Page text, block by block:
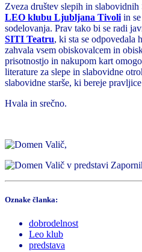
Zveza društev slepih in
LEO klubu Ljubljana Tivoli in
sodelovanja. Prav tako bi se radi
SITI Teatru, ki sta se odpovedala
zahvala vsem obiskovalcem in
prisotnostjo in nakupom kart
literature za slepe in slabovidne
slabovidne starše, ki bereje
Hvala in srečno.
Oznake članka:
dobrodelnost
Leo klub
predstava